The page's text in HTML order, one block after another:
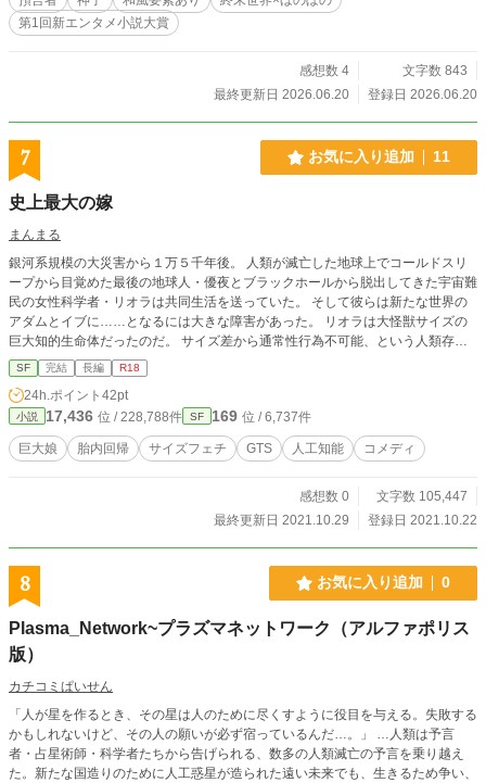
のぼのエンドです（世界観が世界観ですので大団円というこ
とはないですが、個人的にはハッピーエンドだと思ってま
第1回新エンタメ小説大賞
感想数 4
文字数 843
最終更新日 2026.06.20
登録日 2026.06.20
7 お気に入り追加 11
史上最大の嫁
まんまる
銀河系規模の大災害から１万５千年後。 人類が滅亡した地球上でコールドスリ
ープから目覚めた最後の地球人・優夜とブラックホールから脱出してきた宇宙難
民の女性科学者・リオラは共同生活を送っていた。 そして彼らは新たな世界の
アダムとイブに……となるには大きな障害があった。 リオラは大怪獣サイズの
巨大知的生命体だったのだ。 サイズ差から通常性行為不可能、という人類存続
の大ピンチに対して！ リオラの宇宙船に搭載されたＡＩ（人工知能）ノーマの
（ちょっと的外れな）人類繁殖計画が動き出す！！ 第２回美少女文庫新人王落
選作……（落涙） 『巨大娘』という特殊性癖に分類される分野で『小説家にな
ろう』とサイズフェチ専門サイト『General Sizefetish uploader』との重複投稿
です。
SF 完結 長編 R18
24h.ポイント 42pt
小説 17,436 位 / 228,788件 SF 169 位 / 6,737件
巨大娘 胎内回帰 サイズフェチ GTS 人工知能 コメディ
感想数 0
文字数 105,447
最終更新日 2021.10.29
登録日 2021.10.22
8 お気に入り追加 0
Plasma_Network~プラズマネットワーク（アルファポリス
版）
カチコミぱいせん
「人が星を作るとき、その星は人のために尽くすように役目を与える。失敗する
かもしれないけど、その人の願いが必ず宿っているんだ…。」 …人類は予言
者・占星術師・科学者たちから告げられる、数多の人類滅亡の予言を乗り越え
た。新たな国造りのために人工惑星が造られた遠い未来でも、生きるため争い、